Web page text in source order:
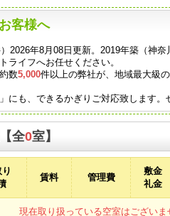
客様へ
2026年8月08日更新。2019年築（神
ライフへお任せください。
数5,000件以上の弊社が、地域最大級
」にも、できるかぎりご対応致します
全0室】
り
賃料 管理費
敷金
礼金
現在取り扱っている空室はございま